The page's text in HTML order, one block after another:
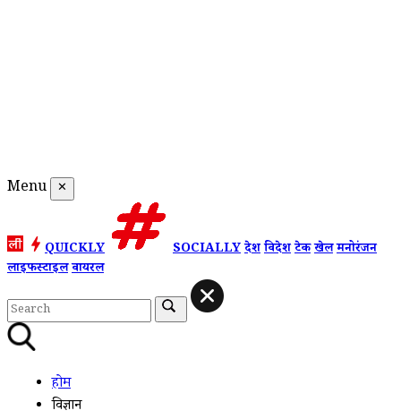
Menu ✕
QUICKLY SOCIALLYदेशविदेशटेकखेलमनोरंजन
लाइफस्टाइलवायरल
होम
विज्ञान